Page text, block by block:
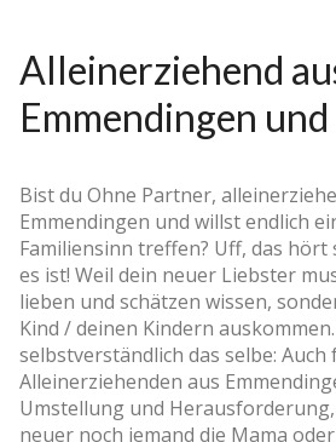
Alleinerziehend
Emmendingen
Bist du Ohne Partner,
Emmendingen und willst endlich
Familiensinn treffen? Uff, das hört
es ist! Weil dein neuer Liebster
lieben und schätzen wissen,
Kind / deinen Kindern
selbstverständlich das selbe: Auch
Alleinerziehenden aus
Umstellung und
neuer noch jemand die Mama